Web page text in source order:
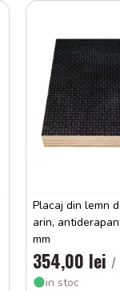
Placaj din lemn
arin,
mm
354,00 lei /
in stoc